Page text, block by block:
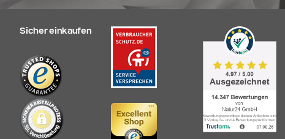
Sicher einkaufen